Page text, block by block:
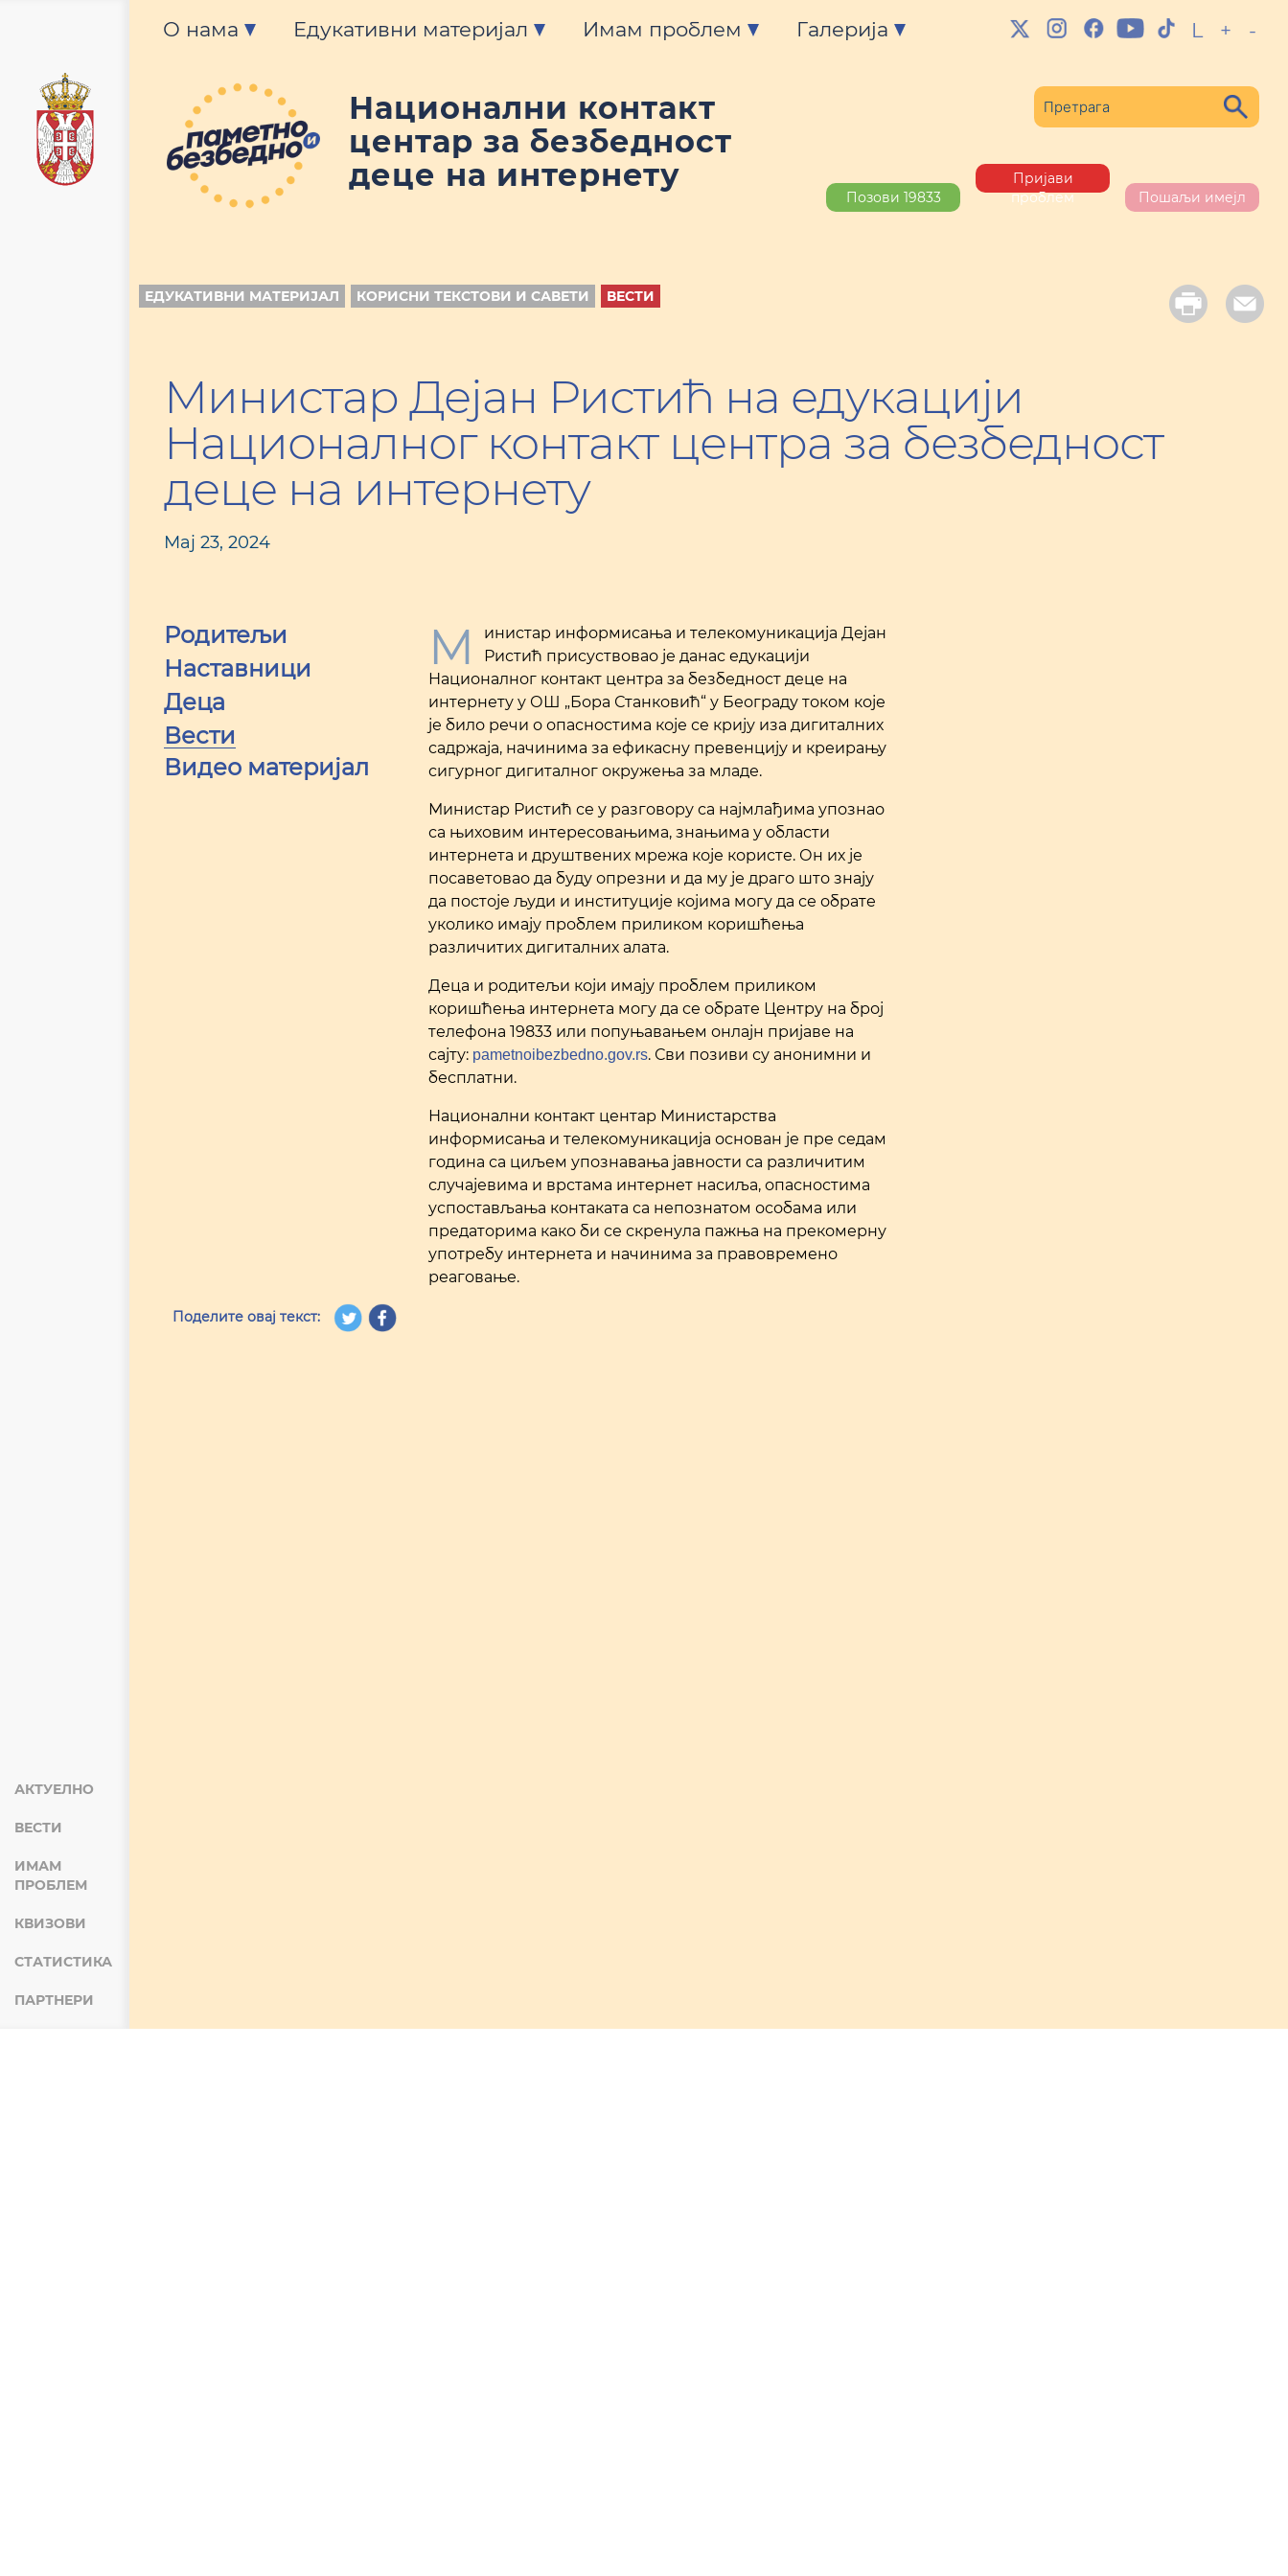
АКТУЕЛНО
ВЕСТИ
ИМАМ
ПРОБЛЕМ
КВИЗОВИ
СТАТИСТИКА
ПАРТНЕРИ
О нама Едукативни материјал Имам проблем Галерија L + -
Национални контакт
центар за безбедност
деце на интернету
Позови 19833
Пријави
проблем
Пошаљи имејл
ЕДУКАТИВНИ МАТЕРИЈАЛ КОРИСНИ ТЕКСТОВИ И САВЕТИ ВЕСТИ
Министар Дејан Ристић на едукацији
Националног контакт центра за безбедност
деце на интернету
Мај 23, 2024
Родитељи
Наставници
Деца
Вести
Видео материјал
М
инистар информисања и телекомуникација Дејан
Ристић присуствовао је данас едукацији
Националног контакт центра за безбедност деце на
интернету у ОШ „Бора Станковић“ у Београду током које
је било речи о опасностима које се крију иза дигиталних
садржаја, начинима за ефикасну превенцију и креирању
сигурног дигиталног окружења за младе.
Министар Ристић се у разговору са најмлађима упознао
са њиховим интересовањима, знањима у области
интернета и друштвених мрежа које користе. Он их је
посаветовао да буду опрезни и да му је драго што знају
да постоје људи и институције којима могу да се обрате
уколико имају проблем приликом коришћења
различитих дигиталних алата.
Деца и родитељи који имају проблем приликом
коришћења интернета могу да се обрате Центру на број
телефона 19833 или попуњавањем онлајн пријаве на
сајту: pametnoibezbedno.gov.rs. Сви позиви су анонимни и
бесплатни.
Национални контакт центар Министарства
информисања и телекомуникација основан је пре седам
година са циљем упознавања јавности са различитим
случајевима и врстама интернет насиља, опасностима
успостављања контаката са непознатом особама или
предаторима како би се скренула пажња на прекомерну
употребу интернета и начинима за правовремено
реаговање.
Поделите овај текст: